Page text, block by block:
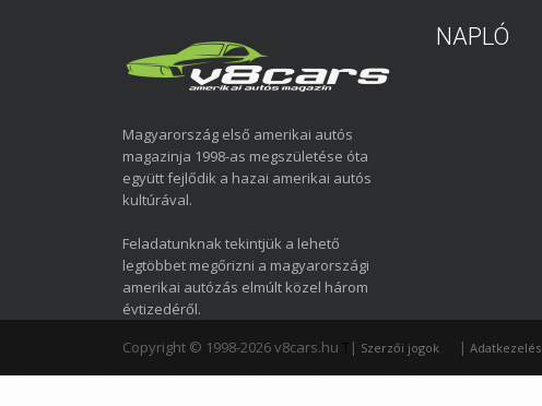
Magyarország első amerikai autós
magazinja 1998-as megszületése óta
együtt fejlődik a hazai amerikai autós
kultúrával.
Feladatunknak tekintjük a lehető
legtöbbet megőrizni a magyarországi
amerikai autózás elmúlt közel három
évtizedéről.
NAPLÓ
Copyright © 1998-2026 v8cars.hu | Szerzői jogok | Adatkezelés